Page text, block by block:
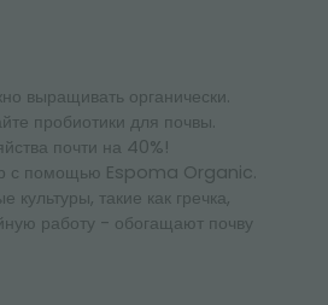
выращивать органически.
пробиотики для почвы.
почти на 40%!
с помощью Espoma Organic.
такие как гречка,
работу - обогащают почву